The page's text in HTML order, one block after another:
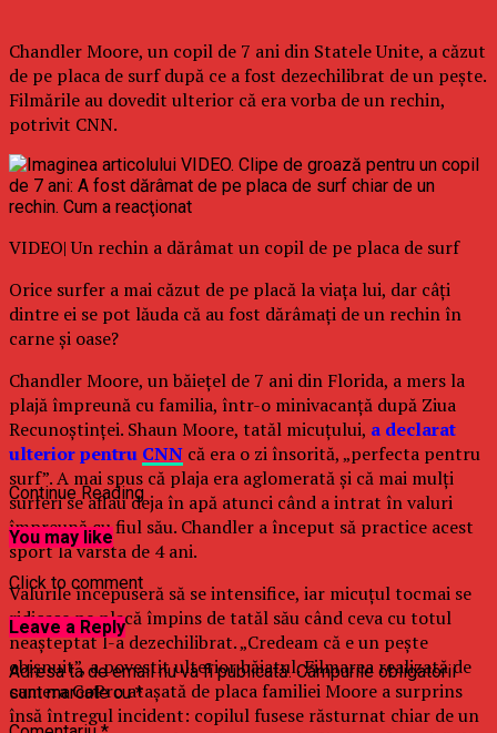
Chandler Moore, un copil de 7 ani din Statele Unite, a căzut
de pe placa de surf după ce a fost dezechilibrat de un peşte.
Filmările au dovedit ulterior că era vorba de un rechin,
potrivit CNN.
VIDEO| Un rechin a dărâmat un copil de pe placa de surf
Orice surfer a mai căzut de pe placă la viaţa lui, dar câţi
dintre ei se pot lăuda că au fost dărâmaţi de un rechin în
carne şi oase?
Chandler Moore, un băieţel de 7 ani din Florida, a mers la
plajă împreună cu familia, într-o minivacanţă după Ziua
Recunoştinţei. Shaun Moore, tatăl micuţului, a declarat
ulterior pentru CNN că era o zi însorită, „perfecta pentru
surf”. A mai spus că plaja era aglomerată şi că mai mulţi
surferi se aflau deja în apă atunci când a intrat în valuri
împreună cu fiul său. Chandler a început să practice acest
sport la vârsta de 4 ani.
Valurile începuseră să se intensifice, iar micuţul tocmai se
ridicase pe placă împins de tatăl său când ceva cu totul
neaşteptat l-a dezechilibrat. „Credeam că e un peşte
obişnuit”, a povestit ulterior băiatul. Filmarea realizată de
camera GoPro ataşată de placa familiei Moore a surprins
însă întregul incident: copilul fusese răsturnat chiar de un
Continue Reading
You may like
Click to comment
Leave a Reply
Adresa ta de email nu va fi publicată. Câmpurile obligatorii
sunt marcate cu*